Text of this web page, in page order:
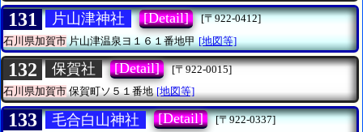
131 片山津神社 [Detail]
[〒922-0412]
石川県加賀市片山津温泉ヨ１６１番地甲 [地図等]
132 保賀社 [Detail]
[〒922-0015]
石川県加賀市 保賀町ソ５１番地 [地図等]
133 毛合白山神社 [Detail]
[〒922-0337]